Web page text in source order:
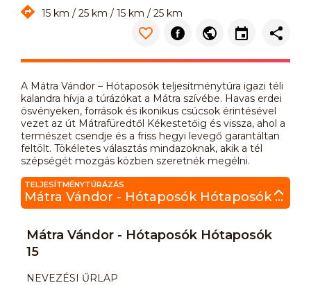
15 km / 25 km / 15 km / 25 km
A Mátra Vándor – Hótaposók teljesítménytúra igazi téli
kalandra hívja a túrázókat a Mátra szívébe. Havas erdei
ösvényeken, források és ikonikus csúcsok érintésével
vezet az út Mátrafüredtől Kékestetőig és vissza, ahol a
természet csendje és a friss hegyi levegő garantáltan
feltölt. Tökéletes választás mindazoknak, akik a tél
szépségét mozgás közben szeretnék megélni.
TELJESÍTMÉNYTÚRÁZÁS
Mátra Vándor - Hótaposók Hótaposók 15
Mátra Vándor - Hótaposók Hótaposók
15
NEVEZÉSI ŰRLAP